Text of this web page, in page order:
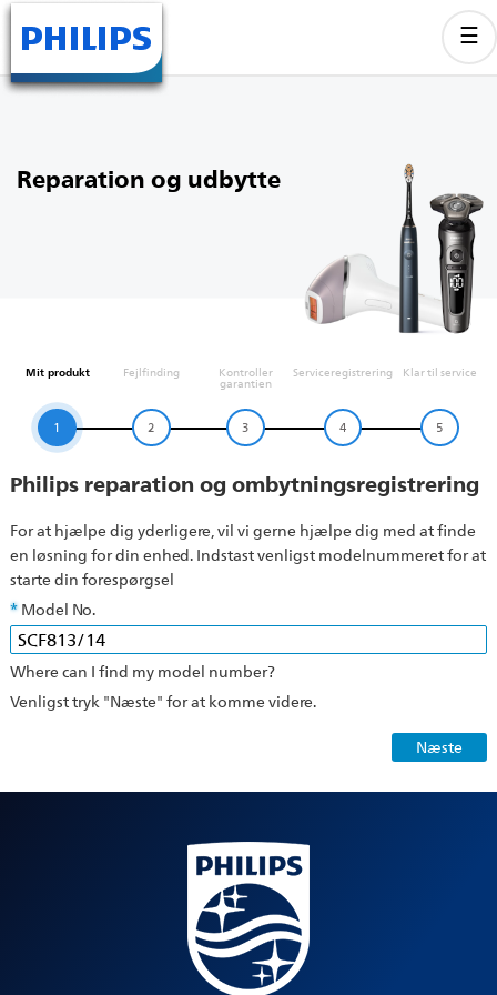
Reparation og udbytte
Mit produkt
1
Fejlfinding
2
Kontroller
garantien
3
Serviceregistrering
4
Klar til service
5
Philips reparation og ombytningsregistrering
For at hjælpe dig yderligere, vil vi gerne hjælpe dig med at finde
en løsning for din enhed. Indstast venligst modelnummeret for at
starte din forespørgsel
Model No.
Where can I find my model number?
Venligst tryk "Næste" for at komme videre.